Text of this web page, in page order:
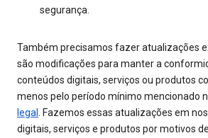
segurança.
Também precisamos fazer atualizações
são modificações para manter a
conteúdos digitais, serviços ou produtos
menos pelo período mínimo mencionado
legal
. Fazemos essas atualizações em
digitais, serviços e produtos por motivos